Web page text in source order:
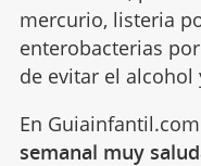
mercurio, listeria
enterobacterias
de evitar el alcohol
En
semanal muy